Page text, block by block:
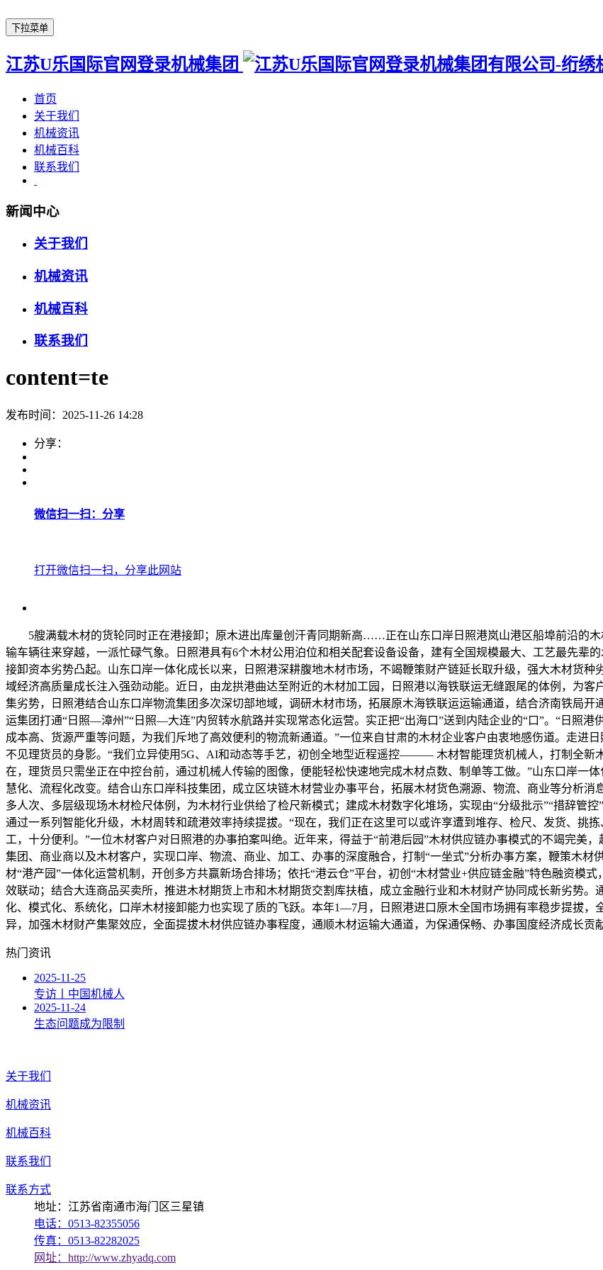
下拉菜单
江苏U乐国际官网登录机械集团
首页
关于我们
机械资讯
机械百科
联系我们
新闻中心
关于我们
机械资讯
机械百科
联系我们
content=te
发布时间：2025-11-26 14:28
分享：
微信扫一扫：分享
打开微信扫一扫，分享此网站
5艘满载木材的货轮同时正在港接卸；原木进出库量创汗青同期新高……正在山东口岸日照港岚山港区船埠前沿的木
输车辆往来穿越，一派忙碌气象。日照港具有6个木材公用泊位和相关配套设备设备，建有全国规模最大、工艺最先辈
接卸资本劣势凸起。山东口岸一体化成长以来，日照港深耕腹地木材市场，不竭鞭策财产链延长取升级，强大木材货
域经济高质量成长注入强劲动能。近日，由龙拱港曲达至附近的木材加工园，日照港以海铁联运无缝跟尾的体例，为
集劣势，日照港结合山东口岸物流集团多次深切部地域，调研木材市场，拓展原木海铁联运运输通道，结合济南铁局
运集团打通“日照—漳州”“日照—大连”内贸转水航路并实现常态化运营。实正把“出海口”送到内陆企业的“口”。“日照
成本高、货源严重等问题，为我们斥地了高效便利的物流新通道。”一位来自甘肃的木材企业客户由衷地感伤道。走进
不见理货员的身影。“我们立异使用5G、AI和动态等手艺，初创全地型近程遥控——— 木材智能理货机械人，打制全新
在，理货员只需坐正在中控台前，通过机械人传输的图像，便能轻松快速地完成木材点数、制单等工做。”山东口岸一
慧化、流程化改变。结合山东口岸科技集团，成立区块链木材营业办事平台，拓展木材货色溯源、物流、商业等分析
多人次、多层级现场木材检尺体例，为木材行业供给了检尺新模式；建成木材数字化堆场，实现由“分级批示”“措辞管
通过一系列智能化升级，木材周转和疏港效率持续提拔。“现在，我们正在这里可以或许享遭到堆存、检尺、发货、挑
工，十分便利。”一位木材客户对日照港的办事拍案叫绝。近年来，得益于“前港后园”木材供应链办事模式的不竭完美
集团、商业商以及木材客户，实现口岸、物流、商业、加工、办事的深度融合，打制“一坐式”分析办事方案，鞭策木
材“港产园”一体化运营机制，开创多方共赢新场合排场；依托“港云仓”平台，初创“木材营业+供应链金融”特色融资模
效联动；结合大连商品买卖所，推进木材期货上市和木材期货交割库扶植，成立金融行业和木材财产协同成长新劣势
化、模式化、系统化，口岸木材接卸能力也实现了质的飞跃。本年1—7月，日照港进口原木全国市场拥有率稳步提拔
异，加强木材财产集聚效应，全面提拔木材供应链办事程度，通顺木材运输大通道，为保通保畅、办事国度经济成长贡
热门资讯
2025-11-25
专访丨中国机械人
2025-11-24
生态问题成为限制
关于我们
机械资讯
机械百科
联系我们
联系方式
地址：江苏省南通市海门区三星镇
电话：0513-82355056
传真：0513-82282025
网址：http://www.zhyadq.com